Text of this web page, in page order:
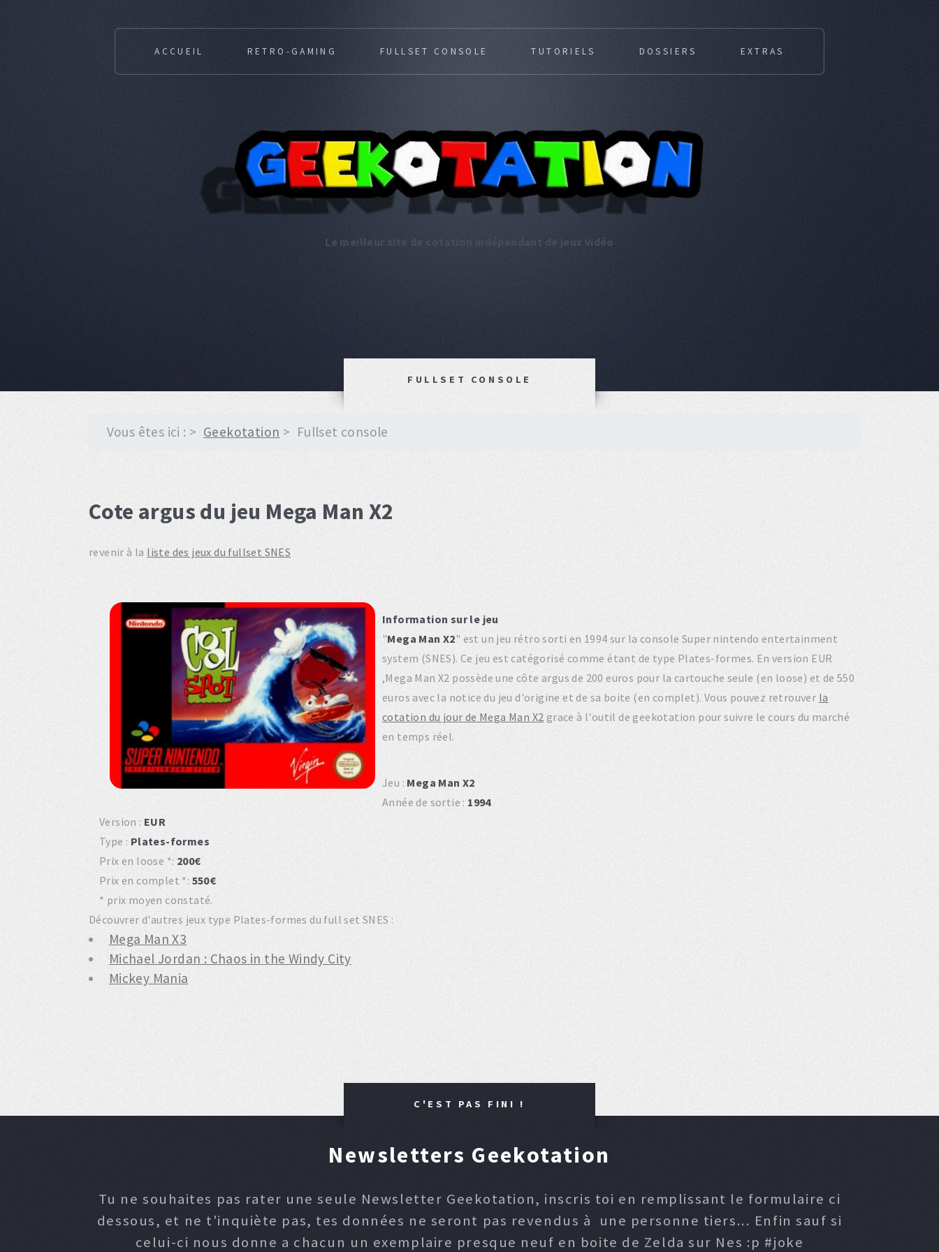
Le meilleur site de cotation indépendant de jeux vidéo
ACCUEIL RETRO-GAMING FULLSET CONSOLE TUTORIELS DOSSIERS EXTRAS
FULLSET CONSOLE
Vous êtes ici : Geekotation Fullset console
Cote argus du jeu Mega Man X2
revenir à la liste des jeux du fullset SNES
Information sur le jeu
"Mega Man X2" est un jeu rétro sorti en 1994 sur la console Super nintendo entertainment
system (SNES). Ce jeu est catégorisé comme étant de type Plates-formes. En version EUR
,Mega Man X2 possède une côte argus de 200 euros pour la cartouche seule (en loose) et de 550
euros avec la notice du jeu d'origine et de sa boite (en complet). Vous pouvez retrouver la
cotation du jour de Mega Man X2 grace à l'outil de geekotation pour suivre le cours du marché
en temps réel.
Jeu : Mega Man X2
Année de sortie : 1994
Version : EUR
Type : Plates-formes
Prix en loose *: 200€
Prix en complet *: 550€
* prix moyen constaté.
Découvrer d'autres jeux type Plates-formes du full set SNES :
Mega Man X3
Michael Jordan : Chaos in the Windy City
Mickey Mania
C'EST PAS FINI !
Newsletters Geekotation
Tu ne souhaites pas rater une seule Newsletter Geekotation, inscris toi en remplissant le formulaire ci
dessous, et ne t'inquiète pas, tes données ne seront pas revendus à une personne tiers... Enfin sauf si
celui-ci nous donne a chacun un exemplaire presque neuf en boite de Zelda sur Nes :p #joke